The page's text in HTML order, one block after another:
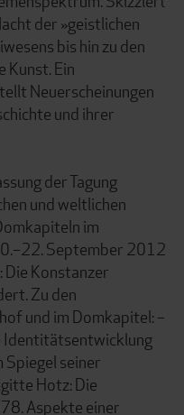
der »geistlichen
bis hin zu den
Kunst. Ein
Neuerscheinungen
und ihrer
der Tagung
und weltlichen
im
September 2012
Die Konstanzer
Zu den
und im Domkapitel: –
Identitätsentwicklung
seiner
Hotz: Die
Aspekte einer